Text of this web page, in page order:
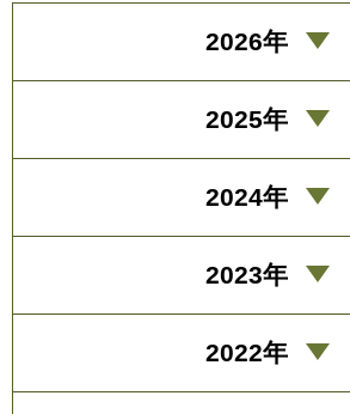
2026年
2025年
2024年
2023年
2022年